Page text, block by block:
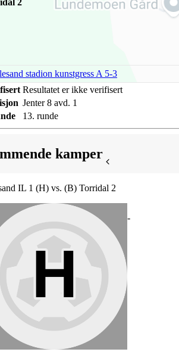
2
stadion kunstgress A 5-3
Resultatet er ikke verifisert
Jenter 8 avd. 1
13. runde
kamper
IL 1 (H) vs. (B) Torridal 2
-